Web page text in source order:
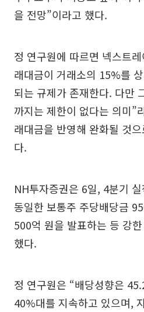
을 전망”이라고 했다.
정 연구원에 따르면 넥스트
래대금이 거래소의 15%를
되는 규제가 존재한다. 다만
까지는 제한이 없다는 의미”
래대금을 반영해 완화될 것
다.
NH투자증권은 6일, 4분기
동일한 보통주 주당배당금
500억 원을 발표하는 등 강
했다.
정 연구원은 “배당성향은
40%대를 지속하고 있으며,